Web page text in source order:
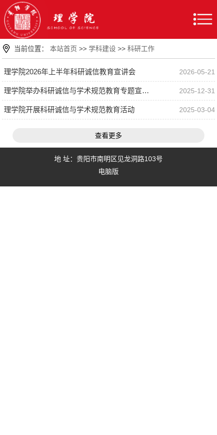
当前位置：本站首页 >>学科建设 >>科研工作
2026-05-21
理学院2026年上半年科研诚信教育宣讲会
2025-12-31
理学院举办科研诚信与学术规范教育专题宣讲会
2025-03-04
理学院开展科研诚信与学术规范教育活动
查看更多
地 址：贵阳市南明区见龙洞路103号
电脑版